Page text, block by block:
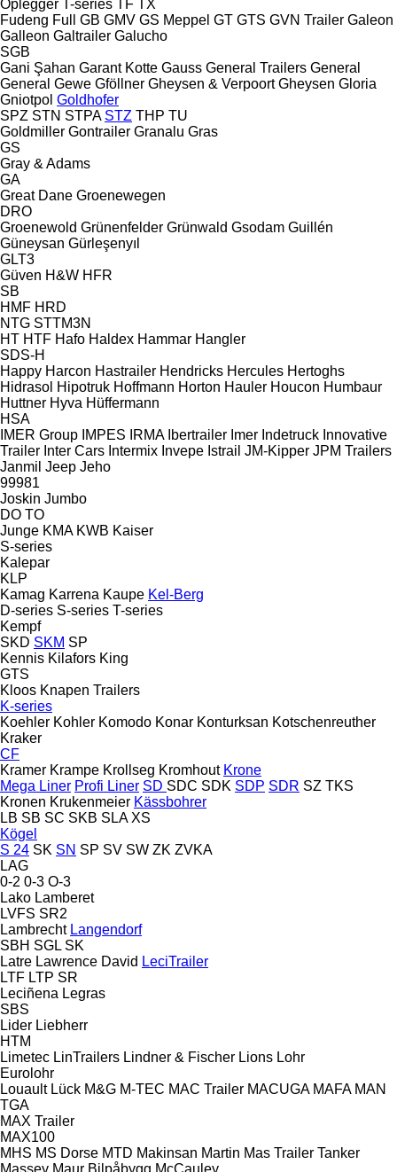
Oplegger T-series TF TX
Fudeng Full GB GMV GS Meppel GT GTS GVN Trailer Galeon
Galleon Galtrailer Galucho
SGB
Gani Şahan Garant Kotte Gauss General Trailers General
General Gewe Gföllner Gheysen & Verpoort Gheysen Gloria
Gniotpol Goldhofer
SPZ STN STPA STZ THP TU
Goldmiller Gontrailer Granalu Gras
GS
Gray & Adams
GA
Great Dane Groenewegen
DRO
Groenewold Grünenfelder Grünwald Gsodam Guillén
Güneysan Gürleşenyıl
GLT3
Güven H&W HFR
SB
HMF HRD
NTG STTM3N
HT HTF Hafo Haldex Hammar Hangler
SDS-H
Happy Harcon Hastrailer Hendricks Hercules Hertoghs
Hidrasol Hipotruk Hoffmann Horton Hauler Houcon Humbaur
Huttner Hyva Hüffermann
HSA
IMER Group IMPES IRMA Ibertrailer Imer Indetruck Innovative
Trailer Inter Cars Intermix Invepe Istrail JM-Kipper JPM Trailers
Janmil Jeep Jeho
99981
Joskin Jumbo
DO TO
Junge KMA KWB Kaiser
S-series
Kalepar
KLP
Kamag Karrena Kaupe Kel-Berg
D-series S-series T-series
Kempf
SKD SKM SP
Kennis Kilafors King
GTS
Kloos Knapen Trailers
K-series
Koehler Kohler Komodo Konar Konturksan Kotschenreuther
Kraker
CF
Kramer Krampe Krollseg Kromhout Krone
Mega Liner Profi Liner SD SDC SDK SDP SDR SZ TKS
Kronen Krukenmeier Kässbohrer
LB SB SC SKB SLA XS
Kögel
S 24 SK SN SP SV SW ZK ZVKA
LAG
0-2 0-3 O-3
Lako Lamberet
LVFS SR2
Lambrecht Langendorf
SBH SGL SK
Latre Lawrence David LeciTrailer
LTF LTP SR
Leciñena Legras
SBS
Lider Liebherr
HTM
Limetec LinTrailers Lindner & Fischer Lions Lohr
Eurolohr
Louault Lück M&G M-TEC MAC Trailer MACUGA MAFA MAN
TGA
MAX Trailer
MAX100
MHS MS Dorse MTD Makinsan Martin Mas Trailer Tanker
Massey Maur Bilpåbygg McCauley